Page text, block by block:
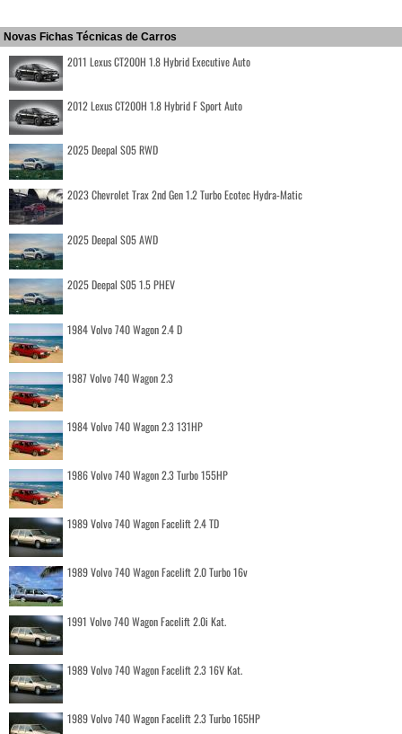
Novas Fichas Técnicas de Carros
2011 Lexus CT200H 1.8 Hybrid Executive Auto
2012 Lexus CT200H 1.8 Hybrid F Sport Auto
2025 Deepal S05 RWD
2023 Chevrolet Trax 2nd Gen 1.2 Turbo Ecotec Hydra-Matic
2025 Deepal S05 AWD
2025 Deepal S05 1.5 PHEV
1984 Volvo 740 Wagon 2.4 D
1987 Volvo 740 Wagon 2.3
1984 Volvo 740 Wagon 2.3 131HP
1986 Volvo 740 Wagon 2.3 Turbo 155HP
1989 Volvo 740 Wagon Facelift 2.4 TD
1989 Volvo 740 Wagon Facelift 2.0 Turbo 16v
1991 Volvo 740 Wagon Facelift 2.0i Kat.
1989 Volvo 740 Wagon Facelift 2.3 16V Kat.
1989 Volvo 740 Wagon Facelift 2.3 Turbo 165HP